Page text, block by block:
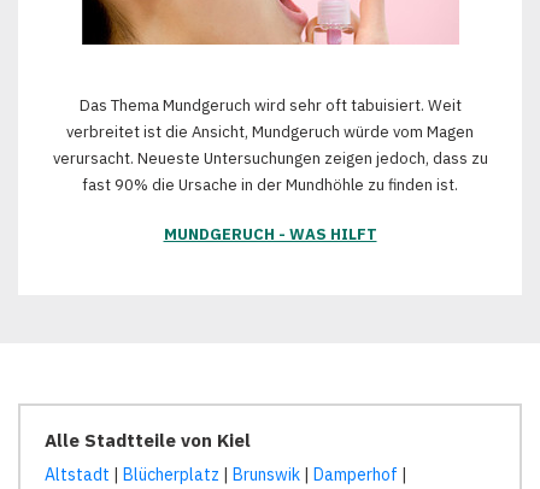
Das Thema Mundgeruch wird sehr oft tabuisiert. Weit
verbreitet ist die Ansicht, Mundgeruch würde vom Magen
verursacht. Neueste Untersuchungen zeigen jedoch, dass zu
fast 90% die Ursache in der Mundhöhle zu finden ist.
MUNDGERUCH - WAS HILFT
Alle Stadtteile von Kiel
Altstadt | Blücherplatz | Brunswik | Damperhof |